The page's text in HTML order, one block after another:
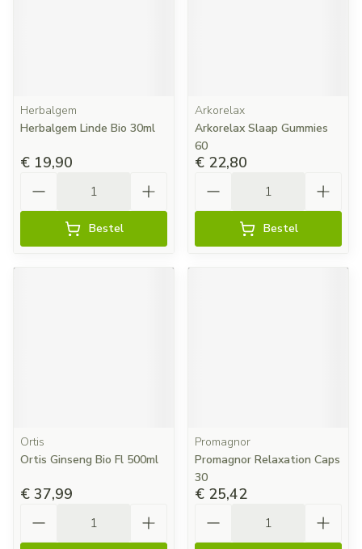
Herbalgem
Herbalgem Linde Bio 30ml
€ 19,90
Bestel
Arkorelax
Arkorelax Slaap Gummies
60
€ 22,80
Bestel
Ortis
Ortis Ginseng Bio Fl 500ml
€ 37,99
Promagnor
Promagnor Relaxation Caps
30
€ 25,42